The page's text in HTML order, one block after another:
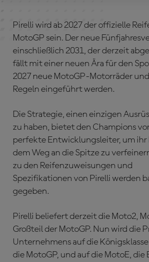
Pirelli wird ab 2027 der offizielle
MotoGP sein. Der neue
einschließlich 2031, der derzeit
fällt mit einer neuen Ära für den
2027 neue MotoGP-Motorräder
Regeln eingeführt werden.
Die Strategie, einen einzigen
zu haben, bietet den Champions
perfekte Entwicklungsleiter, um ihr
dem Weg an die Spitze zu
zu den Reifenzuweisungen und
Spezifikationen von Pirelli werden
gegeben.
Pirelli beliefert derzeit die Moto2,
Großteil der MotoGP. Nun wird die
Unternehmens auf die
die MotoGP, und auf die MotoE, die